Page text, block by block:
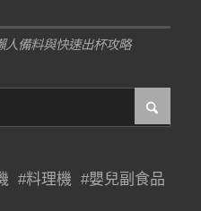
備料與快速出杯攻略
#料理機 #嬰兒副食品